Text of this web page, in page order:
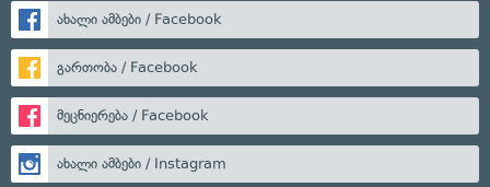
ახალი ამბები / Facebook
გართობა / Facebook
მეცნიერება / Facebook
ახალი ამბები / Instagram